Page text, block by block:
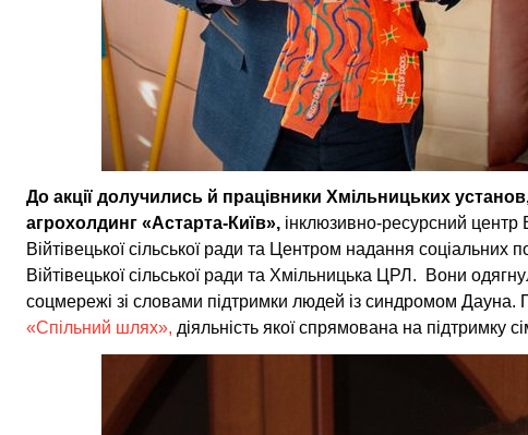
До акції долучились й працівники Хмільницьких
агрохолдинг «Астарта-Київ», інклюзивно-ресурсний центр
Війтівецької сільської ради та Центром надання соціальних
Війтівецької сільської ради та Хмільницька ЦРЛ. Вони
соцмережі зі словами підтримки людей із синдромом Дауна.
«Спільний шлях», діяльність якої спрямована на підтримку